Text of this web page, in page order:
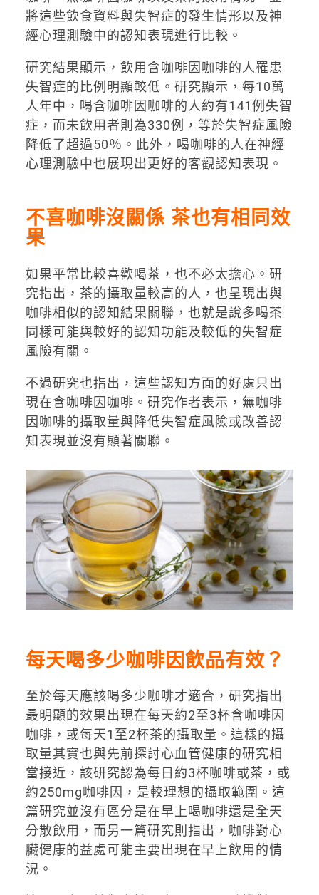
將這些飲食資料與失智症的發生情形以及神
經心理測驗中的認知表現進行比較。
研究結果顯示，飲用含咖啡因咖啡的人罹患
失智症的比例明顯較低。研究顯示，每10萬
人年中，喝含咖啡因咖啡的人約有141例失智
症，而未飲用者則為330例，等於失智症風險
降低了超過50％。此外，喝咖啡的人在神經
心理測驗中也展現出更好的客觀認知表現。
不喜咖啡沒關係 茶也有相同效
果
如果平常比較喜歡喝茶，也不必太擔心。研
究指出，茶的攝取量較高的人，也呈現出與
咖啡相似的認知結果關聯，也就是說多喝茶
同樣可能與較好的認知功能及較低的失智症
風險有關。
不過研究也指出，這些認知方面的好處只出
現在含咖啡因咖啡。研究作者表示，無咖啡
因咖啡的攝取量與降低失智症風險或改善認
知表現並沒有顯著關聯。
每天喝多少咖啡因飲品有效？
至於每天應該喝多少咖啡才適合，研究指出
最明顯的效果出現在每天約2至3杯含咖啡因
咖啡，或每天1至2杯茶的攝取量。這樣的攝
取量其實也與先前探討心血管健康的研究相
當接近，該研究認為每日約3杯咖啡或茶，或
約250mg咖啡因，是較理想的攝取範圍。這
篇研究並沒有區分是在早上喝咖啡還是全天
分散飲用，而另一篇研究則指出，咖啡對心
臟健康的益處可能主要出現在早上飲用的情
況。